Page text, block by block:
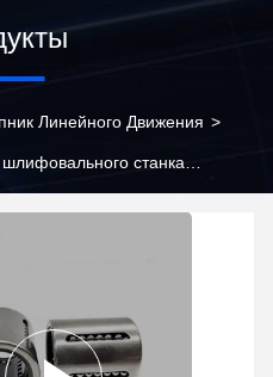
Линейного Движения >
станка